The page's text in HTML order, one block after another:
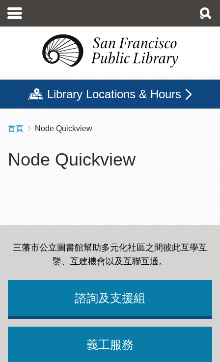
至
Library Locations & Hours
導
連
首頁 Node Quickview
Node Quickview
三藩市公立圖書館幫助多元化社區之間彼此互學互
鑒、互建機會以及互聯互通。
諮詢及支援組
義工服務